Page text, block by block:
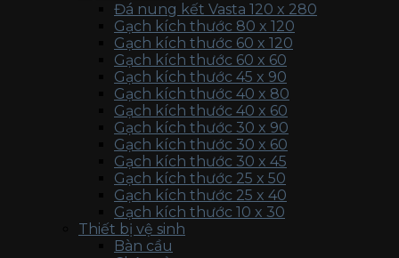
Đá nung kết Vasta 120 x 280
Gạch kích thước 80 x 120
Gạch kích thước 60 x 120
Gạch kích thước 60 x 60
Gạch kích thước 45 x 90
Gạch kích thước 40 x 80
Gạch kích thước 40 x 60
Gạch kích thước 30 x 90
Gạch kích thước 30 x 60
Gạch kích thước 30 x 45
Gạch kích thước 25 x 50
Gạch kích thước 25 x 40
Gạch kích thước 10 x 30
Thiết bị vệ sinh
Bàn cầu